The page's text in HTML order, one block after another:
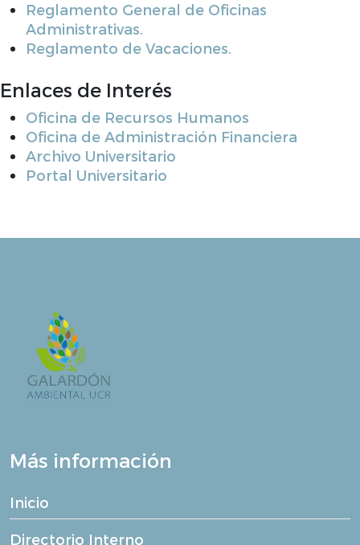
Reglamento General de Oficinas
Administrativas.
Reglamento de Vacaciones.
Enlaces de Interés
Oficina de Recursos Humanos
Oficina de Administración Financiera
Archivo Universitario
Portal Universitario
Más información
Inicio
Directorio Interno